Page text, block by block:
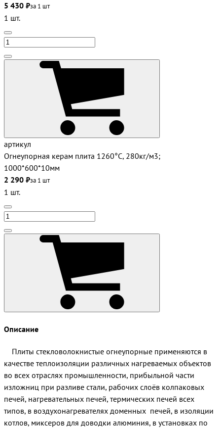
5 430 ₽за 1 шт
1 шт.
артикул
Огнеупорная керам плита 1260°С, 280кг/м3;
1000*600*10мм
2 290 ₽за 1 шт
1 шт.
Описание
Плиты стекловолокнистые огнеупорные применяются в
качестве теплоизоляции различных нагреваемых объектов
во всех отраслях промышленности, прибыльной части
изложниц при разливе стали, рабочих слоёв колпаковых
печей, нагревательных печей, термических печей всех
типов, в воздухонагревателях доменных печей, в изоляции
котлов, миксеров для доводки алюминия, в установках по